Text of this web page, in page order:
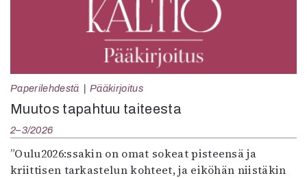
Paperilehdestä Pääkirjoitus
Muutos tapahtuu taiteesta
2–3/2026
”Oulu2026:ssakin on omat sokeat pisteensä ja
kriittisen tarkastelun kohteet, ja eiköhän niistäkin